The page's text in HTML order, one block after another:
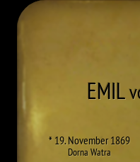
EMIL
* 19. November 1869
Dorna Watra